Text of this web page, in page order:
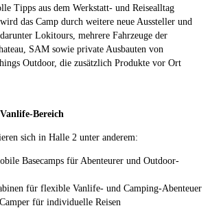
Tipps aus dem Werkstatt- und Reisealltag
das Camp durch weitere neue Aussteller und
Lokitours, mehrere Fahrzeuge der
SAM sowie private Ausbauten von
Outdoor, die zusätzlich Produkte vor Ort
Bereich
sich in Halle 2 unter anderem:
Basecamps für Abenteurer und Outdoor-
für flexible Vanlife- und Camping-Abenteuer
für individuelle Reisen